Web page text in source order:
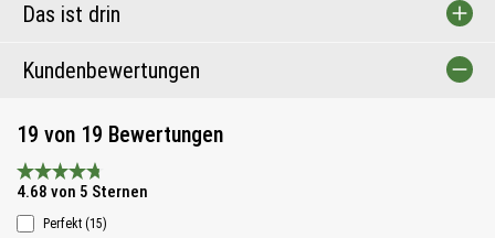
Das ist drin
Kundenbewertungen
19 von 19 Bewertungen
Durchschnittliche Bewertung 4.6 von 5 Sternen
4.68 von 5 Sternen
Perfekt (15)